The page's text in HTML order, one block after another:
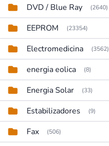
DVD / Blue Ray (2640)
EEPROM (23354)
Electromedicina (3562)
energia eolica (8)
Energia Solar (33)
Estabilizadores (9)
Fax (506)